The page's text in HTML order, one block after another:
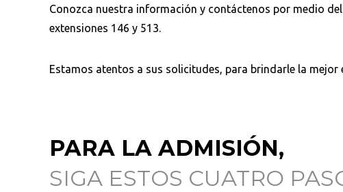
Conozca nuestra información y contáctenos por medio
extensiones 146 y 513.
Estamos atentos a sus solicitudes, para brindarle la mejor
PARA LA ADMISIÓN,
SIGA ESTOS CUATRO